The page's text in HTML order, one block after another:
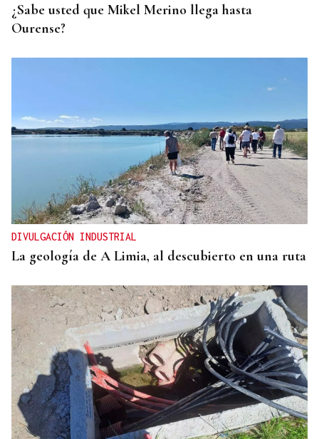
¿Sabe usted que Mikel Merino llega hasta
Ourense?
DIVULGACIÓN INDUSTRIAL
La geología de A Limia, al descubierto en una ruta